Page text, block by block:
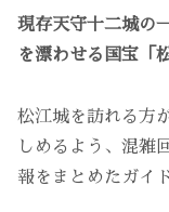
現存天守十二城の
を漂わせる国宝「
松江城を訪れる方
しめるよう、混雑
報をまとめたガイ